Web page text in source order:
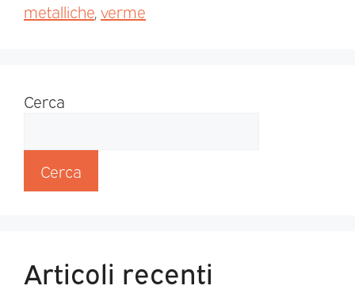
metalliche verme
Cerca
Cerca
Articoli recenti